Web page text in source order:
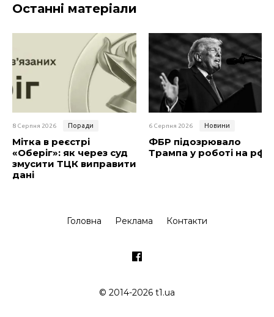
Останні матеріали
8 Серпня 2026 Поради
Мітка в реєстрі
«Оберіг»: як через суд
змусити ТЦК виправити
дані
6 Серпня 2026 Новини
ФБР підозрювало
Трампа у роботі на рф
Головна Реклама Контакти
© 2014-2026 t1.ua